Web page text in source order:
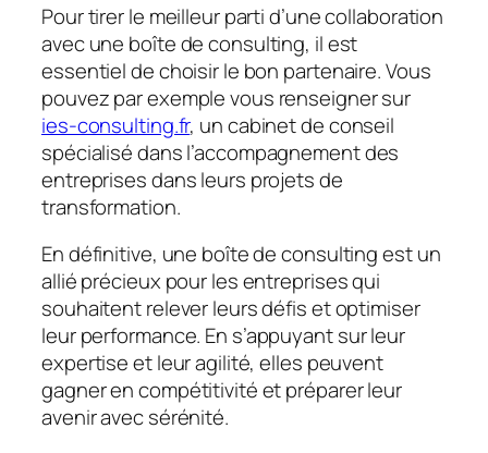
Pour tirer le meilleur parti d’une collaboration
avec une boîte de consulting, il est
essentiel de choisir le bon partenaire. Vous
pouvez par exemple vous renseigner sur
ies-consulting.fr, un cabinet de conseil
spécialisé dans l’accompagnement des
entreprises dans leurs projets de
transformation.
En définitive, une boîte de consulting est un
allié précieux pour les entreprises qui
souhaitent relever leurs défis et optimiser
leur performance. En s’appuyant sur leur
expertise et leur agilité, elles peuvent
gagner en compétitivité et préparer leur
avenir avec sérénité.